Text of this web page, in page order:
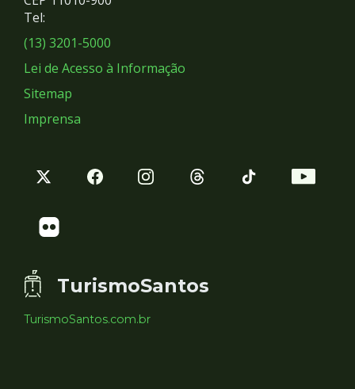
Sociais
Tel:
(13) 3201-5000
Lei de Acesso à Informação
Sitemap
Imprensa
TurismoSantos
TurismoSantos.com.br